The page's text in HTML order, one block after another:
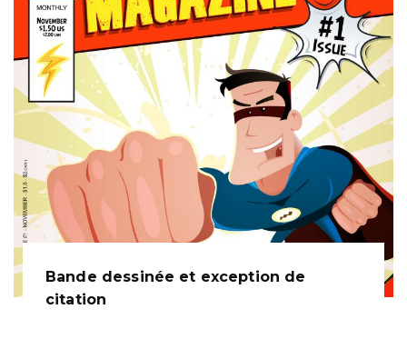
Bande dessinée et exception de
citation